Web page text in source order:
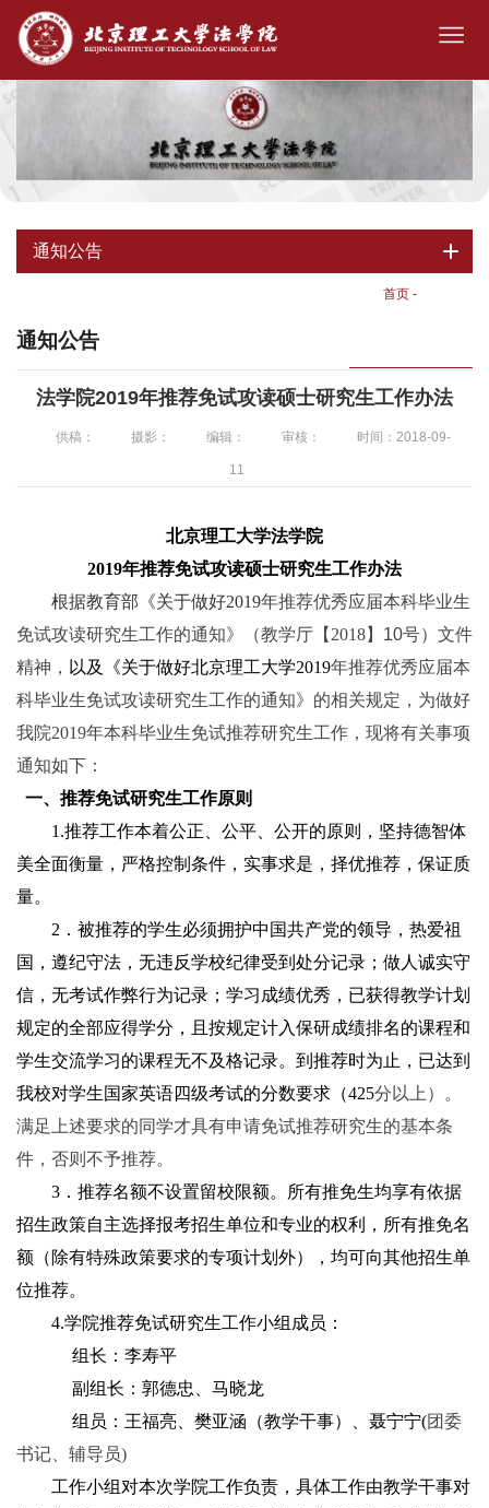
通知公告
首页 -
通知公告
法学院2019年推荐免试攻读硕士研究生工作办法
供稿： 摄影： 编辑： 审核： 时间：2018-09-
11
北京理工大学法学院
2019年推荐免试攻读硕士研究生工作办法
根据教育部《关于做好2019年推荐优秀应届本科毕业生
免试攻读研究生工作的通知》（教学厅【2018】10号）文件
精神， 以及《关于做好北京理工大学2019年推荐优秀应届本
科毕业生免试攻读研究生工作的通知》的相关规定，为做好
我院2019年本科毕业生免试推荐研究生工作，现将有关事项
通知如下：
一、推荐免试研究生工作原则
1.推荐工作本着公正、公平、公开的原则，坚持德智体
美全面衡量，严格控制条件，实事求是，择优推荐，保证质
量。
2．被推荐的学生必须拥护中国共产党的领导，热爱祖
国，遵纪守法，无违反学校纪律受到处分记录；做人诚实守
信，无考试作弊行为记录；学习成绩优秀，已获得教学计划
规定的全部应得学分，且按规定计入保研成绩排名的课程和
学生交流学习的课程无不及格记录。到推荐时为止，已达到
我校对学生国家英语四级考试的分数要求（425分以上）。
满足上述要求的同学才具有申请免试推荐研究生的基本条
件，否则不予推荐。
3．推荐名额不设置留校限额。所有推免生均享有依据
招生政策自主选择报考招生单位和专业的权利，所有推免名
额（除有特殊政策要求的专项计划外），均可向其他招生单
位推荐。
4.学院推荐免试研究生工作小组成员：
组长：李寿平
副组长：郭德忠、马晓龙
组员：王福亮、樊亚涵（教学干事）、聂宁宁(团委
书记、辅导员)
工作小组对本次学院工作负责，具体工作由教学干事对